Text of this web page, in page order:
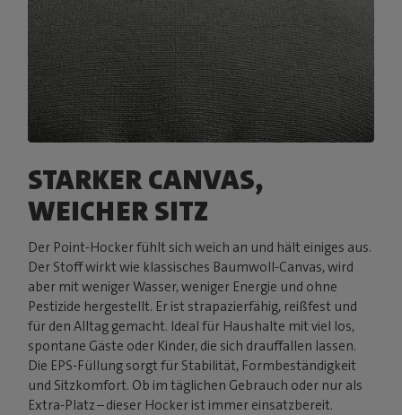
STARKER CANVAS,
WEICHER SITZ
Der Point-Hocker fühlt sich weich an und hält einiges aus.
Der Stoff wirkt wie klassisches Baumwoll-Canvas, wird
aber mit weniger Wasser, weniger Energie und ohne
Pestizide hergestellt. Er ist strapazierfähig, reißfest und
für den Alltag gemacht. Ideal für Haushalte mit viel los,
spontane Gäste oder Kinder, die sich drauffallen lassen.
Die EPS-Füllung sorgt für Stabilität, Formbeständigkeit
und Sitzkomfort. Ob im täglichen Gebrauch oder nur als
Extra-Platz – dieser Hocker ist immer einsatzbereit.